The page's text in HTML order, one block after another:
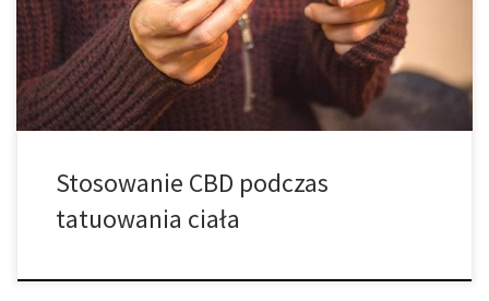
studia tatuażu jest czymś, co wiele osób już wypróbowało, ale
badania pokazują, że to właśnie niepsychoaktywny kannabinoid
[…]
Stosowanie CBD podczas
tatuowania ciała